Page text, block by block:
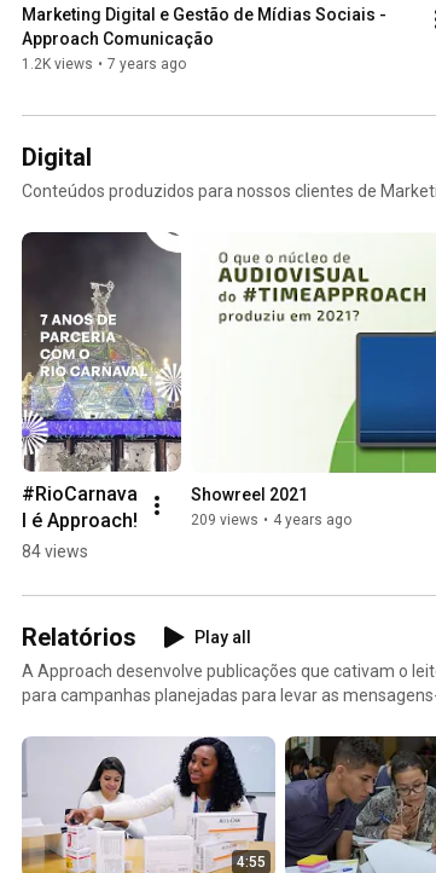
Marketing Digital e Gestão de Mídias Sociais -
Approach Comunicação
1.2K views • 7 years ago
Digital
Conteúdos produzidos para nossos clientes de
#RioCarnava
l é Approach!
84 views
Showreel 2021
209 views • 4 years ago
Relatórios
Play all
A Approach desenvolve publicações que cativam o
para campanhas planejadas para levar as
materialidade e com o engajamento dos stakeholders
4:55